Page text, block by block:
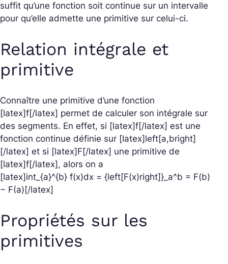
suffit qu’une fonction soit continue sur un intervalle
pour qu’elle admette une primitive sur celui-ci.
Relation intégrale et
primitive
Connaître une primitive d’une fonction
[latex]f[/latex] permet de calculer son intégrale sur
des segments. En effet, si [latex]f[/latex] est une
fonction continue définie sur [latex]left[a,bright]
[/latex] et si [latex]F[/latex] une primitive de
[latex]f[/latex], alors on a
[latex]int_{a}^{b} f(x)dx = {left[F(x)right]}_a^b = F(b)
− F(a)[/latex]
Propriétés sur les
primitives